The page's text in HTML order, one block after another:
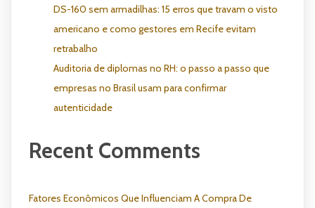
DS-160 sem armadilhas: 15 erros que travam o visto
americano e como gestores em Recife evitam
retrabalho
Auditoria de diplomas no RH: o passo a passo que
empresas no Brasil usam para confirmar
autenticidade
Recent Comments
Fatores Econômicos Que Influenciam A Compra De